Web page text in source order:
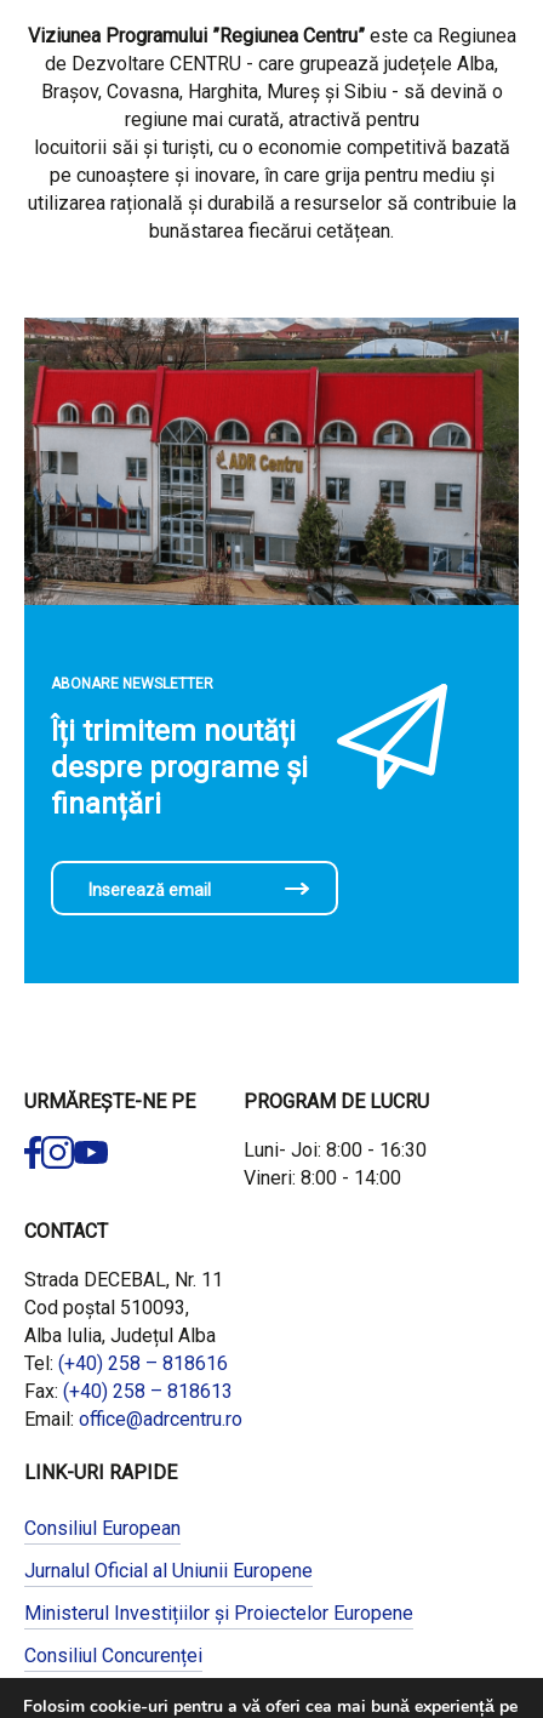
Viziunea Programului ”Regiunea Centru”este ca Regiunea
de Dezvoltare CENTRU - care grupează județele Alba,
Brașov, Covasna, Harghita, Mureș și Sibiu - să devină o
regiune mai curată, atractivă pentru
locuitorii săi și turiști, cu o economie competitivă bazată
pe cunoaștere și inovare, în care grija pentru mediu și
utilizarea rațională și durabilă a resurselor să contribuie la
bunăstarea fiecărui cetățean.
ABONARE NEWSLETTER
Îți trimitem noutăți
despre programe și
finanțări
URMĂREȘTE-NE PE PROGRAM DE LUCRU
Luni- Joi: 8:00 - 16:30
Vineri: 8:00 - 14:00
CONTACT
Strada DECEBAL, Nr. 11
Cod poștal 510093,
Alba Iulia, Județul Alba
Tel: (+40) 258 – 818616
Fax: (+40) 258 – 818613
Email: office@adrcentru.ro
LINK-URI RAPIDE
Consiliul European
Jurnalul Oficial al Uniunii Europene
Ministerul Investițiilor și Proiectelor Europene
Consiliul Concurenței
Folosim cookie-uri pentru a vă oferi cea mai bună experiență pe